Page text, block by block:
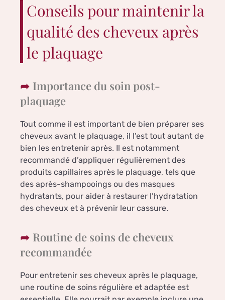
Conseils pour maintenir la
qualité des cheveux après
le plaquage
Importance du soin post-
plaquage
Tout comme il est important de bien préparer ses
cheveux avant le plaquage, il l’est tout autant de
bien les entretenir après. Il est notamment
recommandé d’appliquer régulièrement des
produits capillaires après le plaquage, tels que
des après-shampooings ou des masques
hydratants, pour aider à restaurer l’hydratation
des cheveux et à prévenir leur cassure.
Routine de soins de cheveux
recommandée
Pour entretenir ses cheveux après le plaquage,
une routine de soins régulière et adaptée est